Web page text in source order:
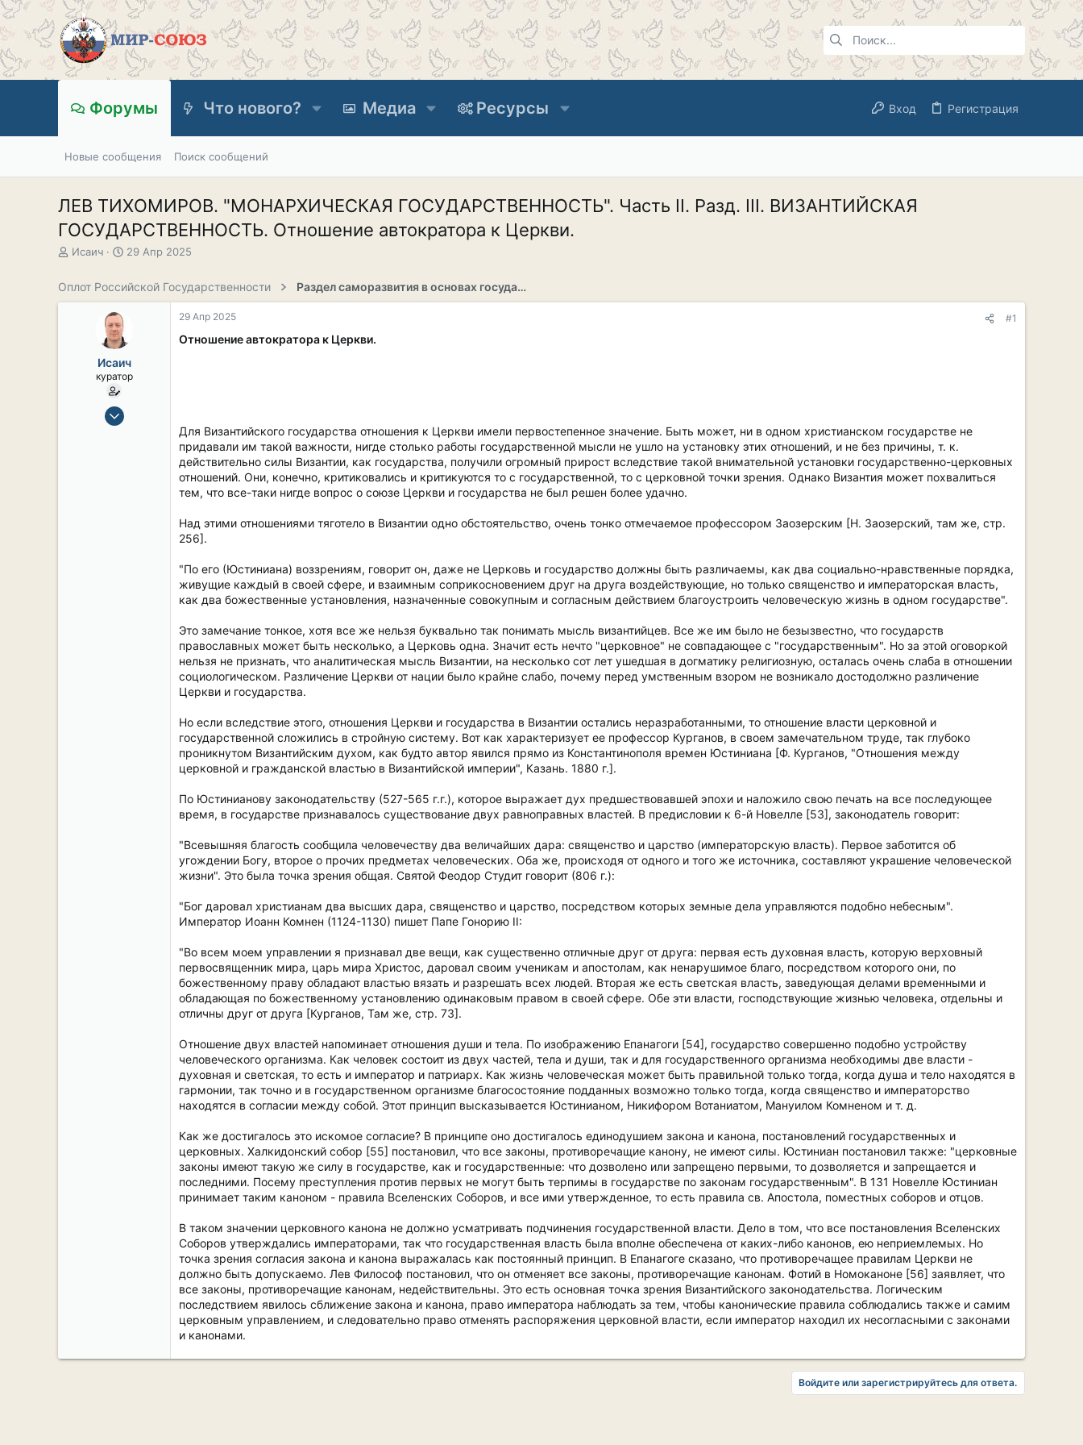
Форумы Что нового? Медиа Ресурсы Вход Регистрация
Новые сообщения Поиск сообщений
ЛЕВ ТИХОМИРОВ. "МОНАРХИЧЕСКАЯ ГОСУДАРСТВЕННОСТЬ". Часть II. Разд. III. ВИЗАНТИЙСКАЯ
ГОСУДАРСТВЕННОСТЬ. Отношение автократора к Церкви.
А
о
Исаич
Д
а
л
а
29 Апр 2025
Оплот Российской Государственности Раздел саморазвития в основах государственности
Исаич
куратор
15 Сен 2019
29 Апр 2025 #1
Отношение автократора к Церкви.
Для Византийского государства отношения к Церкви имели первостепенное значение. Быть может, ни в одном христианском государстве не
придавали им такой важности, нигде столько работы государственной мысли не ушло на установку этих отношений, и не без причины, т. к.
действительно силы Византии, как государства, получили огромный прирост вследствие такой внимательной установки государственно-церковных
отношений. Они, конечно, критиковались и критикуются то с государственной, то с церковной точки зрения. Однако Византия может похвалиться
тем, что все-таки нигде вопрос о союзе Церкви и государства не был решен более удачно.
Над этими отношениями тяготело в Византии одно обстоятельство, очень тонко отмечаемое профессором Заозерским [Н. Заозерский, там же, стр.
256].
"По его (Юстиниана) воззрениям, говорит он, даже не Церковь и государство должны быть различаемы, как два социально-нравственные порядка,
живущие каждый в своей сфере, и взаимным соприкосновением друг на друга воздействующие, но только священство и императорская власть,
как два божественные установления, назначенные совокупным и согласным действием благоустроить человеческую жизнь в одном государстве".
Это замечание тонкое, хотя все же нельзя буквально так понимать мысль византийцев. Все же им было не безызвестно, что государств
православных может быть несколько, а Церковь одна. Значит есть нечто "церковное" не совпадающее с "государственным". Но за этой оговоркой
нельзя не признать, что аналитическая мысль Византии, на несколько сот лет ушедшая в догматику религиозную, осталась очень слаба в отношении
социологическом. Различение Церкви от нации было крайне слабо, почему перед умственным взором не возникало достодолжно различение
Церкви и государства.
Но если вследствие этого, отношения Церкви и государства в Византии остались неразработанными, то отношение власти церковной и
государственной сложились в стройную систему. Вот как характеризует ее профессор Курганов, в своем замечательном труде, так глубоко
проникнутом Византийским духом, как будто автор явился прямо из Константинополя времен Юстиниана [Ф. Курганов, "Отношения между
церковной и гражданской властью в Византийской империи", Казань. 1880 г.].
По Юстинианову законодательству (527-565 г.г.), которое выражает дух предшествовавшей эпохи и наложило свою печать на все последующее
время, в государстве признавалось существование двух равноправных властей. В предисловии к 6-й Новелле [53], законодатель говорит:
"Всевышняя благость сообщила человечеству два величайших дара: священство и царство (императорскую власть). Первое заботится об
угождении Богу, второе о прочих предметах человеческих. Оба же, происходя от одного и того же источника, составляют украшение человеческой
жизни". Это была точка зрения общая. Святой Феодор Студит говорит (806 г.):
"Бог даровал христианам два высших дара, священство и царство, посредством которых земные дела управляются подобно небесным".
Император Иоанн Комнен (1124-1130) пишет Папе Гонорию II:
"Во всем моем управлении я признавал две вещи, как существенно отличные друг от друга: первая есть духовная власть, которую верховный
первосвященник мира, царь мира Христос, даровал своим ученикам и апостолам, как ненарушимое благо, посредством которого они, по
божественному праву обладают властью вязать и разрешать всех людей. Вторая же есть светская власть, заведующая делами временными и
обладающая по божественному установлению одинаковым правом в своей сфере. Обе эти власти, господствующие жизнью человека, отдельны и
отличны друг от друга [Курганов, Там же, стр. 73].
Отношение двух властей напоминает отношения души и тела. По изображению Епанагоги [54], государство совершенно подобно устройству
человеческого организма. Как человек состоит из двух частей, тела и души, так и для государственного организма необходимы две власти -
духовная и светская, то есть и император и патриарх. Как жизнь человеческая может быть правильной только тогда, когда душа и тело находятся в
гармонии, так точно и в государственном организме благосостояние подданных возможно только тогда, когда священство и императорство
находятся в согласии между собой. Этот принцип высказывается Юстинианом, Никифором Вотаниатом, Мануилом Комненом и т. д.
Как же достигалось это искомое согласие? В принципе оно достигалось единодушием закона и канона, постановлений государственных и
церковных. Халкидонский собор [55] постановил, что все законы, противоречащие канону, не имеют силы. Юстиниан постановил также: "церковные
законы имеют такую же силу в государстве, как и государственные: что дозволено или запрещено первыми, то дозволяется и запрещается и
последними. Посему преступления против первых не могут быть терпимы в государстве по законам государственным". В 131 Новелле Юстиниан
принимает таким каноном - правила Вселенских Соборов, и все ими утвержденное, то есть правила св. Апостола, поместных соборов и отцов.
В таком значении церковного канона не должно усматривать подчинения государственной власти. Дело в том, что все постановления Вселенских
Соборов утверждались императорами, так что государственная власть была вполне обеспечена от каких-либо канонов, ею неприемлемых. Но
точка зрения согласия закона и канона выражалась как постоянный принцип. В Епанагоге сказано, что противоречащее правилам Церкви не
должно быть допускаемо. Лев Философ постановил, что он отменяет все законы, противоречащие канонам. Фотий в Номоканоне [56] заявляет, что
все законы, противоречащие канонам, недействительны. Это есть основная точка зрения Византийского законодательства. Логическим
последствием явилось сближение закона и канона, право императора наблюдать за тем, чтобы канонические правила соблюдались также и самим
церковным управлением, и следовательно право отменять распоряжения церковной власти, если император находил их несогласными с законами
и канонами.
Войдите или зарегистрируйтесь для ответа.